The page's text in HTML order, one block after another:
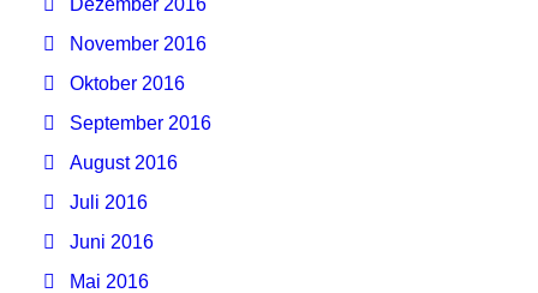
Dezember 2016
November 2016
Oktober 2016
September 2016
August 2016
Juli 2016
Juni 2016
Mai 2016